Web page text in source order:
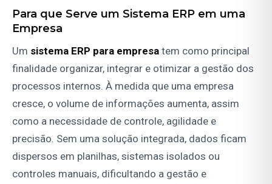
Para que Serve um Sistema ERP em uma
Empresa
Um sistema ERP para empresa tem como principal
finalidade organizar, integrar e otimizar a gestão dos
processos internos. À medida que uma empresa
cresce, o volume de informações aumenta, assim
como a necessidade de controle, agilidade e
precisão. Sem uma solução integrada, dados ficam
dispersos em planilhas, sistemas isolados ou
controles manuais, dificultando a gestão e